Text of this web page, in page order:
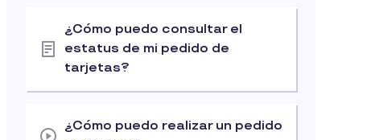
¿Cómo puedo consultar el
estatus de mi pedido de
tarjetas?
¿Cómo puedo realizar un pedido